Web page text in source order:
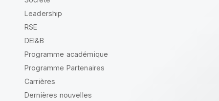
Leadership
RSE
DEI&B
Programme académique
Programme Partenaires
Carrières
Dernières nouvelles